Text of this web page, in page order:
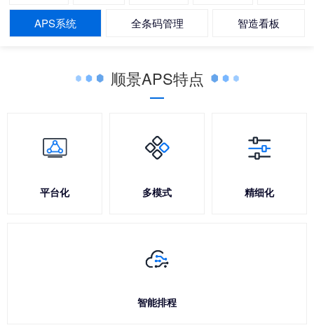
APS系统 全条码管理 智造看板
顺景APS特点
平台化 多模式 精细化
智能排程